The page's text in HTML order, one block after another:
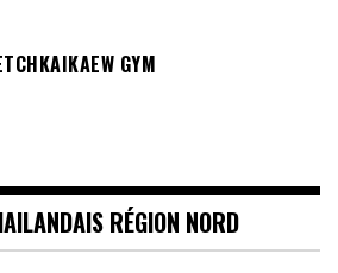
GYM
RÉGION NORD